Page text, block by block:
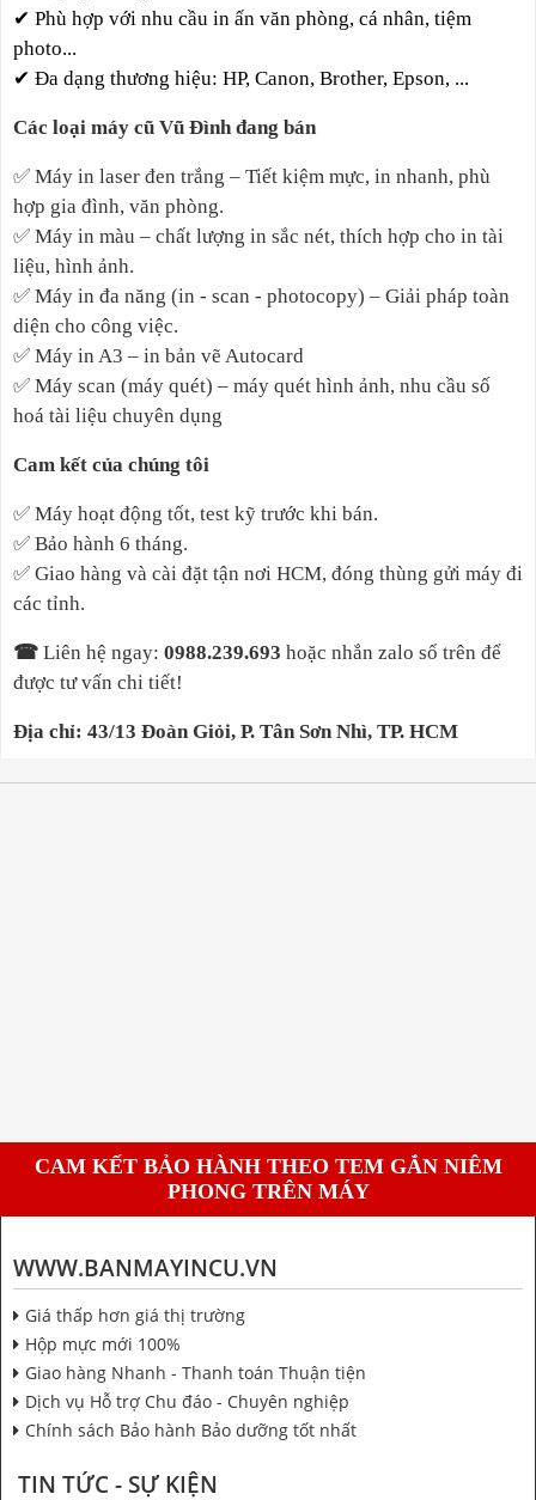
✔ Phù hợp với nhu cầu in ấn văn phòng, cá nhân, tiệm
photo...
✔ Đa dạng thương hiệu: HP, Canon, Brother, Epson, ...
Các loại máy cũ Vũ Đình đang bán
✅ Máy in laser đen trắng – Tiết kiệm mực, in nhanh, phù
hợp gia đình, văn phòng.
✅ Máy in màu – chất lượng in sắc nét, thích hợp cho in tài
liệu, hình ảnh.
✅ Máy in đa năng (in - scan - photocopy) – Giải pháp toàn
diện cho công việc.
✅ Máy in A3 – in bản vẽ Autocard
✅ Máy scan (máy quét) – máy quét hình ảnh, nhu cầu số
hoá tài liệu chuyên dụng
Cam kết của chúng tôi
✅ Máy hoạt động tốt, test kỹ trước khi bán.
✅ Bảo hành 6 tháng.
✅ Giao hàng và cài đặt tận nơi HCM, đóng thùng gửi máy đi
các tỉnh.
☎ Liên hệ ngay: 0988.239.693 hoặc nhắn zalo số trên để
được tư vấn chi tiết!
Địa chỉ: 43/13 Đoàn Giỏi, P. Tân Sơn Nhì, TP. HCM
CAM KẾT BẢO HÀNH THEO TEM GẮN NIÊM
PHONG TRÊN MÁY
WWW.BANMAYINCU.VN
Giá thấp hơn giá thị trường
Hộp mực mới 100%
Giao hàng Nhanh - Thanh toán Thuận tiện
Dịch vụ Hỗ trợ Chu đáo - Chuyên nghiệp
Chính sách Bảo hành Bảo dưỡng tốt nhất
TIN TỨC - SỰ KIỆN